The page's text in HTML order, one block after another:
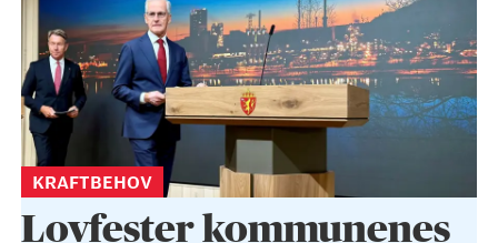
KRAFTBEHOV
Lovfester kommunenes